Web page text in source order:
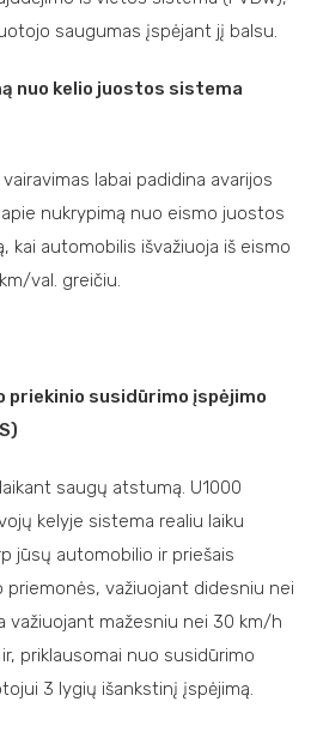
saugumas įspėjant jį balsu.
nuo kelio juostos sistema
labai padidina avarijos
nukrypimą nuo eismo juostos
kai automobilis išvažiuoja iš eismo
val. greičiu.
priekinio susidūrimo įspėjimo
saugų atstumą. U1000
kelyje sistema realiu laiku
jūsų automobilio ir priešais
važiuojant didesniu nei
važiuojant mažesniu nei 30 km/h
priklausomai nuo susidūrimo
3 lygių išankstinį įspėjimą.